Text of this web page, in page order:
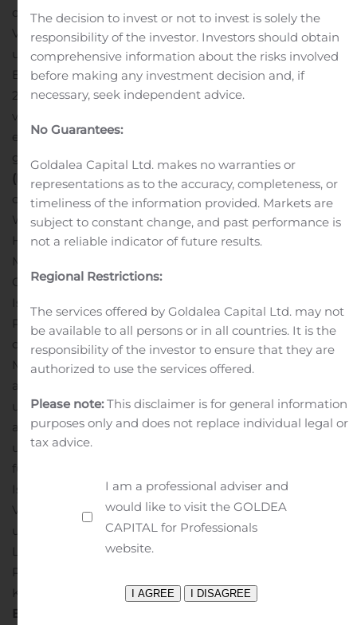
derzeit in 45 Ländern vertrieben, darunter die
Vereinigten Staaten, die meisten EU-Mitgliedstaaten
und mehrere weitere Länder innerhalb und ausserhalb
Europas. Für den 12-Monatszeitraum bis Ende März
2020 beliefen sich die weltweiten «In-Market»-Umsätze
von Cresemba auf 220 Millionen US-Dollar. Das
entspricht einem Wachstum von mehr als 30 Prozent
gegenüber der Vorjahresperiode.
Über Cresemba
(Isavuconazol)Isavuconazol ist ein intravenös (i. v.) und
oral verabreichbares Antimykotikum aus der
Wirkstoffklasse der Azole, welches unter dem
Handelsnamen Cresemba vermarktet wird. In den 27
Mitgliedsstaaten der Europäischen Union sowie
Grossbritannien, Island, Liechtenstein und Norwegen ist
Isavuconazol für die Behandlung von erwachsenen
Patienten mit invasiver Aspergillose zugelassen und für
die Behandlung von erwachsenen Patienten mit
Mukormykose, für die Amphotericin B nicht
angemessen ist.
und mehreren weiteren Ländern innerhalb und
ausserhalb Europas zugelassen.3In den USA, Europa
und Australien hat der Wirkstoff Orphan-Drug-Status
für die zugelassenen Indikationen. Basilea hat für
Isavuconazol eine Reihe von Lizenz- und
Vertriebspartnerschaften abgeschlossen. Diese
umfassen die USA, Europa, China, Japan,
Lateinamerika, den asiatisch-pazifischen Raum und die
Region Naher Osten und Nordafrika (MENA) sowie
Kanada, Russland, die Türkei und Israel.Über
Basilea
The decision to invest or not to invest is solely the
responsibility of the investor. Investors should obtain
comprehensive information about the risks involved
before making any investment decision and, if
necessary, seek independent advice.
No Guarantees:
Goldalea Capital Ltd. makes no warranties or
representations as to the accuracy, completeness, or
timeliness of the information provided. Markets are
subject to constant change, and past performance is
not a reliable indicator of future results.
Regional Restrictions:
The services offered by Goldalea Capital Ltd. may not
be available to all persons or in all countries. It is the
responsibility of the investor to ensure that they are
authorized to use the services offered.
Please note:This disclaimer is for general information
purposes only and does not replace individual legal or
tax advice.
I am a professional adviser and
would like to visit the GOLDEA
CAPITAL for Professionals
website.